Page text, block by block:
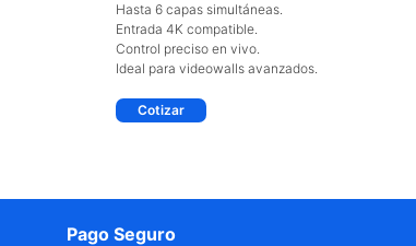
Hasta 6 capas simultáneas.
Entrada 4K compatible.
Control preciso en vivo.
Ideal para videowalls avanzados.
Cotizar
Pago Seguro